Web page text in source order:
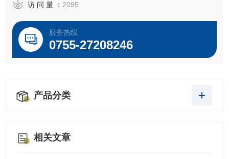
访 问 量 ： 2095
服务热线
0755-27208246
产品分类
相关文章